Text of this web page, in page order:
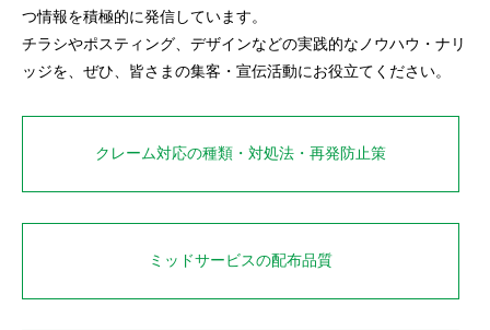
つ情報を積極的に発信しています。
チラシやポスティング、デザインなどの実践的なノウハウ・ナリ
ッジを、ぜひ、皆さまの集客・宣伝活動にお役立てください。
クレーム対応の種類・対処法・再発防止策
ミッドサービスの配布品質